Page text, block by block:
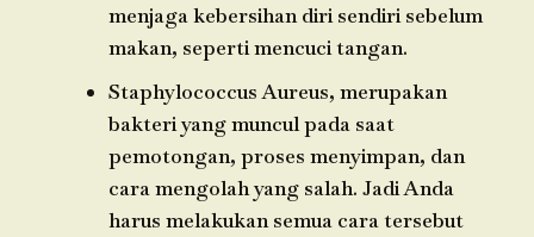
menjaga kebersihan diri sendiri sebelum
makan, seperti mencuci tangan.
Staphylococcus Aureus, merupakan
bakteri yang muncul pada saat
pemotongan, proses menyimpan, dan
cara mengolah yang salah. Jadi Anda
harus melakukan semua cara tersebut